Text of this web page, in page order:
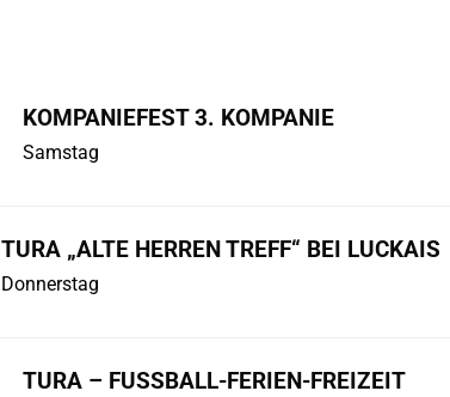
KOMPANIEFEST 3. KOMPANIE
Samstag
TURA „ALTE HERREN TREFF“ BEI LUCKAIS
Donnerstag
TURA – FUSSBALL-FERIEN-FREIZEIT